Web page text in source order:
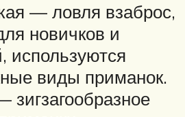
— ловля взаброс,
новичков и
используются
виды приманок.
зигзагообразное